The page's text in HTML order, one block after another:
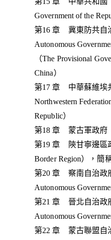
Government of the
第16 章 冀東防共自
Autonomous
（The Provisional
China）
第17 章 中華蘇維埃
Northwestern
Republic）
第18 章 蒙古軍政府
第19 章 陝甘寧邊區
Border Region），簡
第20 章 察南自治政
Autonomous
第21 章 晉北自治政
Autonomous
第22 章 蒙古聯盟自